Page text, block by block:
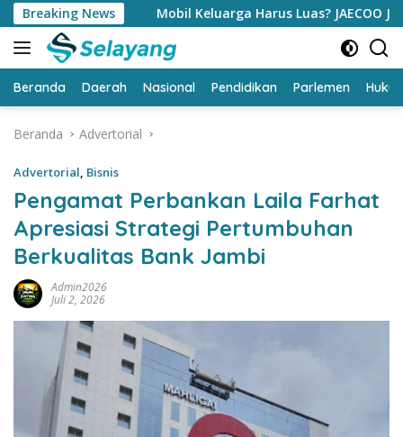
Langsung
ke
konten
Breaking News
Mobil Keluarga Harus Luas? JAECOO J5 EV Punya
Beranda Daerah Nasional Pendidikan Parlemen
Beranda Advertorial
Advertorial, Bisnis
Pengamat Perbankan Laila Farhat
Apresiasi Strategi Pertumbuhan
Berkualitas Bank Jambi
Admin2026
Juli 2, 2026